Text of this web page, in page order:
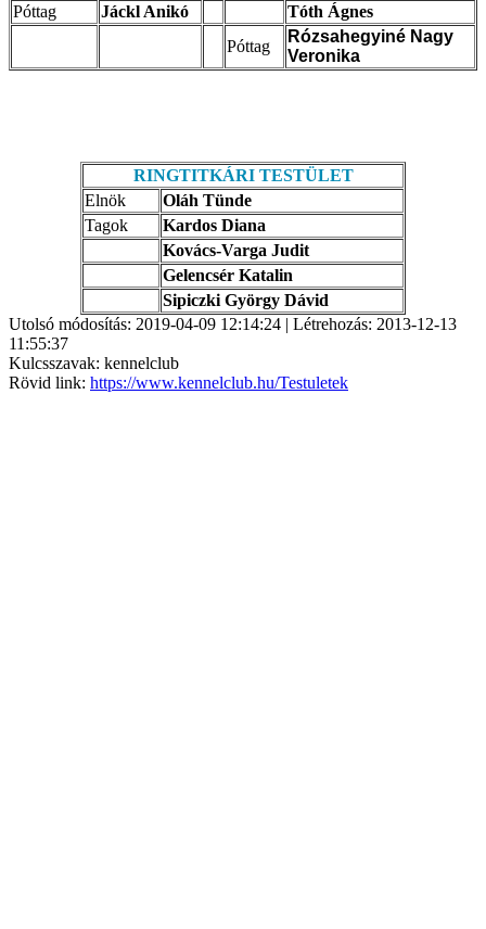
Póttag
Jáckl Anikó
Tóth Ágnes
Póttag
Rózsahegyiné Nagy
Veronika
RINGTITKÁRI TESTÜLET
Elnök
Oláh Tünde
Tagok
Kardos Diana
Kovács-Varga Judit
Gelencsér Katalin
Sipiczki György Dávid
Utolsó módosítás: 2019-04-09 12:14:24 | Létrehozás: 2013-12-13
11:55:37
Kulcsszavak: kennelclub
Rövid link: https://www.kennelclub.hu/Testuletek